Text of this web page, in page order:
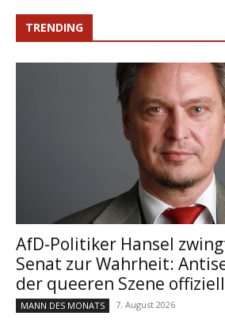
TRENDING
AfD-Politiker Hansel
Senat zur Wahrheit:
der queeren Szene
MANN DES MONATS 7. August 2026